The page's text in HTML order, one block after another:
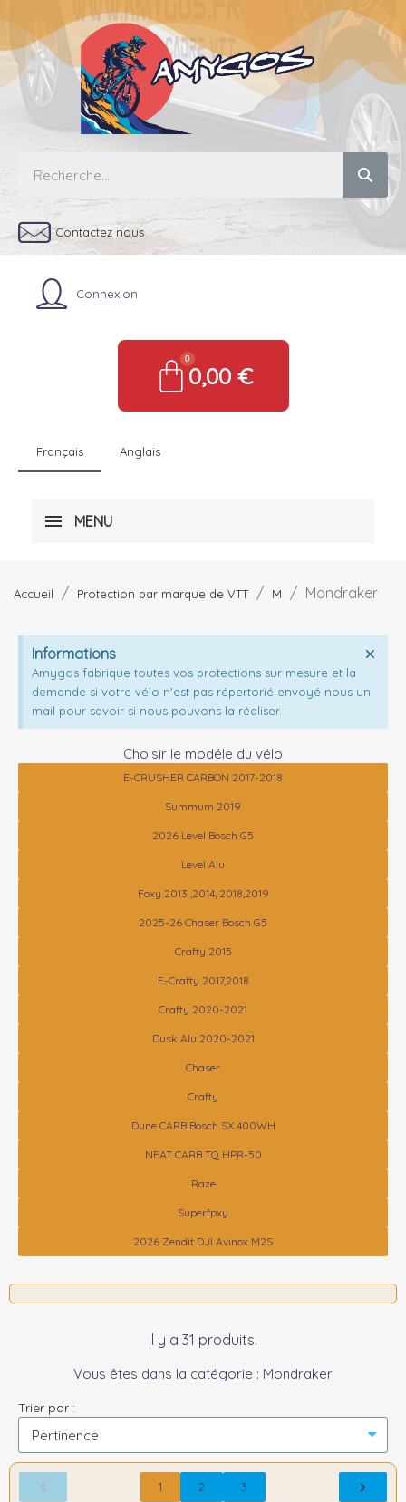
Contactez nous
Connexion
0,00 €
Français Anglais
MENU
Accueil Protection par marque de VTT M Mondraker
Informations
Amygos fabrique toutes vos protections sur mesure et la
demande si votre vélo n'est pas répertorié envoyé nous un
mail pour savoir si nous pouvons la réaliser.
Choisir le modéle du vélo
E-CRUSHER CARBON 2017-2018
Summum 2019
2026 Level Bosch G5
Level Alu
Foxy 2013 ,2014, 2018,2019
2025-26 Chaser Bosch G5
Crafty 2015
E-Crafty 2017,2018
Crafty 2020-2021
Dusk Alu 2020-2021
Chaser
Crafty
Dune CARB Bosch SX 400WH
NEAT CARB TQ HPR-50
Raze
Superfpxy
2026 Zendit DJI Avinox M2S
Il y a 31 produits.
Vous êtes dans la catégorie : Mondraker
Trier par :
1 2 3